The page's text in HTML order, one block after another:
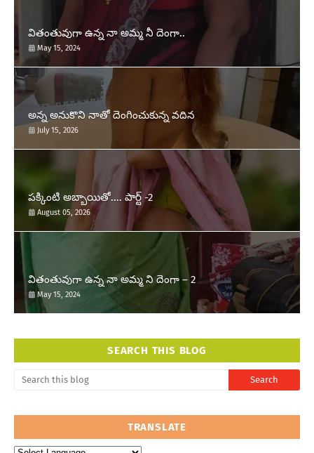
వితంతువుగా ఉన్న నా అమ్మ నీ దెంగా..
May 15, 2024
అన్న అనుకొని నాతో దెంగించుకున్న వదిన
July 15, 2026
పక్కింటి అబ్బాయితో.... పార్ట్ -2
August 05, 2026
వితంతువుగా ఉన్న నా అమ్మ ని దెంగా – 2
May 15, 2024
SEARCH THIS BLOG
TRANSLATE